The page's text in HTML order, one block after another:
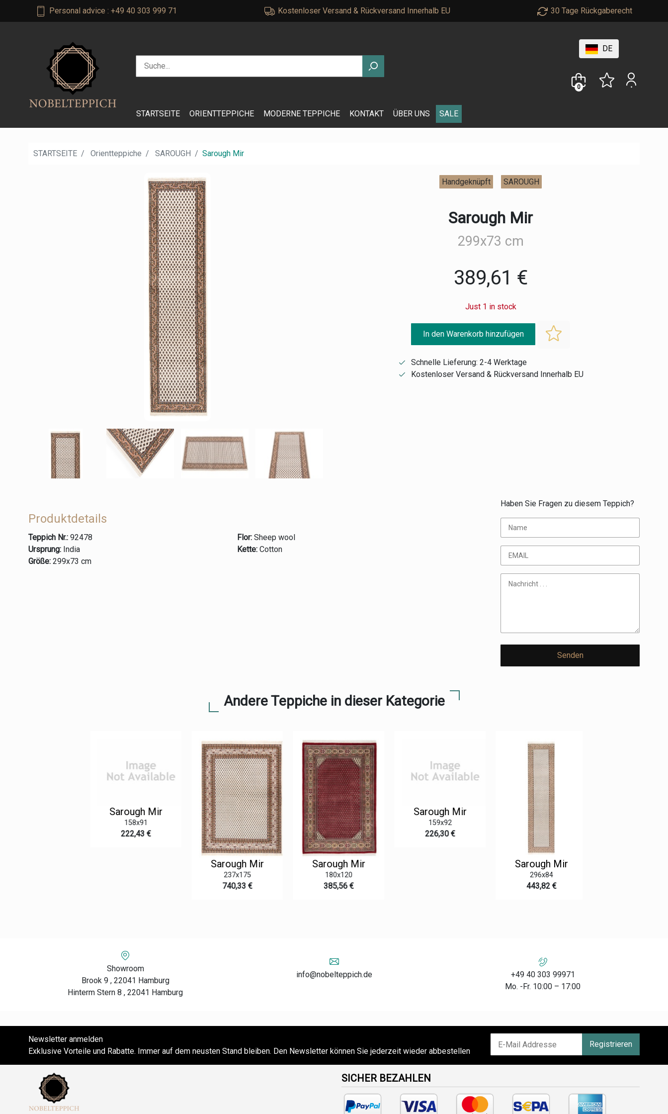
Personal advice : +49 40 303 999 71 Kostenloser Versand & Rückversand Innerhalb EU 30 Tage Rückgaberecht
DE
0
STARTSEITE ORIENTTEPPICHE MODERNE TEPPICHE KONTAKT ÜBER UNS SALE
STARTSEITE Orientteppiche SAROUGH Sarough Mir
Handgeknüpft SAROUGH
Sarough Mir
299x73 cm
389,61 €
Just 1 in stock
In den Warenkorb hinzufügen
Schnelle Lieferung: 2-4 Werktage
Kostenloser Versand & Rückversand Innerhalb EU
Produktdetails
Teppich Nr.: 92478
Ursprung: India
Größe: 299x73 cm
Flor: Sheep wool
Kette: Cotton
Haben Sie Fragen zu diesem Teppich?
Senden
Andere Teppiche in dieser Kategorie
Sarough Mir
158x91
222,43 €
Sarough Mir
237x175
740,33 €
Sarough Mir
180x120
385,56 €
Sarough Mir
159x92
226,30 €
Sarough Mir
296x84
443,82 €
Showroom
Brook 9 , 22041 Hamburg
Hinterm Stern 8 , 22041 Hamburg
info@nobelteppich.de
+49 40 303 99971
Mo. -Fr. 10:00 – 17:00
Newsletter anmelden
Exklusive Vorteile und Rabatte. Immer auf dem neusten Stand bleiben. Den Newsletter können Sie jederzeit wieder abbestellen
Registrieren
SICHER BEZAHLEN